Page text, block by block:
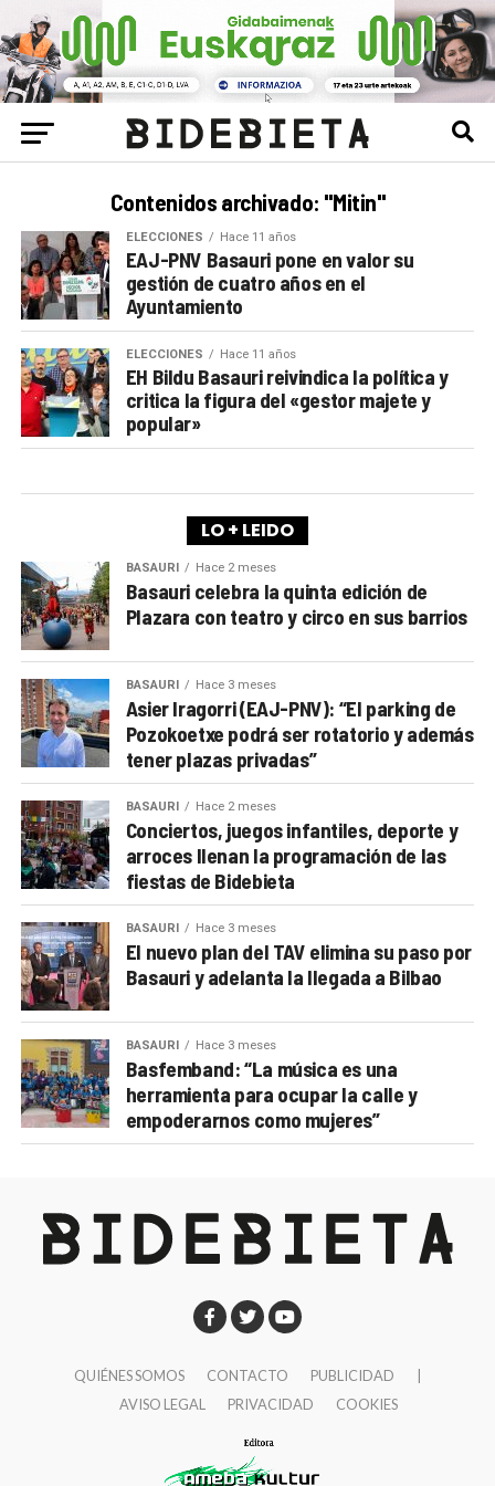
Contenidos archivado: "Mitin"
ELECCIONES Hace 11 años
EAJ-PNV Basauri pone en valor su
gestión de cuatro años en el
Ayuntamiento
ELECCIONES Hace 11 años
EH Bildu Basauri reivindica la política y
critica la figura del «gestor majete y
popular»
LO + LEIDO
BASAURI Hace 2 meses
Basauri celebra la quinta edición de
Plazara con teatro y circo en sus barrios
BASAURI Hace 3 meses
Asier Iragorri (EAJ-PNV): “El parking de
Pozokoetxe podrá ser rotatorio y además
tener plazas privadas”
BASAURI Hace 2 meses
Conciertos, juegos infantiles, deporte y
arroces llenan la programación de las
fiestas de Bidebieta
BASAURI Hace 3 meses
El nuevo plan del TAV elimina su paso por
Basauri y adelanta la llegada a Bilbao
BASAURI Hace 3 meses
Basfemband: “La música es una
herramienta para ocupar la calle y
empoderarnos como mujeres”
QUIÉNES SOMOS CONTACTO PUBLICIDAD
AVISO LEGAL
PRIVACIDAD COOKIES